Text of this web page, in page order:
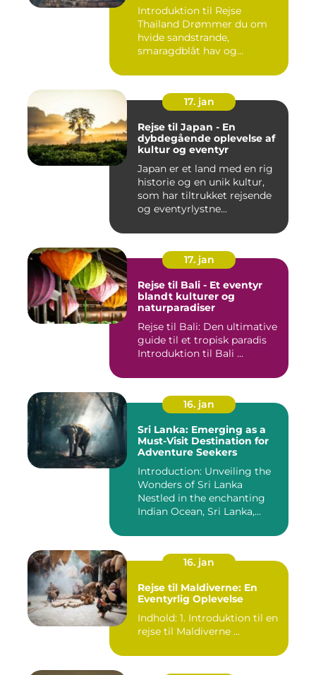
Introduktion til Rejse
Thailand Drømmer du om
hvide sandstrande,
smaragdblåt hav og
17. jan
Rejse til Japan - En
dybdegående oplevelse af
kultur og eventyr
Japan er et land med en rig
historie og en unik kultur,
som har tiltrukket rejsende
og eventyrlystne...
17. jan
Rejse til Bali - Et eventyr
blandt kulturer og
naturparadiser
Rejse til Bali: Den ultimative
guide til et tropisk paradis
Introduktion til Bali ...
16. jan
Sri Lanka: Emerging as a
Must-Visit Destination for
Adventure Seekers
Introduction: Unveiling the
Wonders of Sri Lanka
Nestled in the enchanting
Indian Ocean, Sri Lanka,...
16. jan
Rejse til Maldiverne: En
Eventyrlig Oplevelse
Indhold: 1. Introduktion til en
rejse til Maldiverne ...